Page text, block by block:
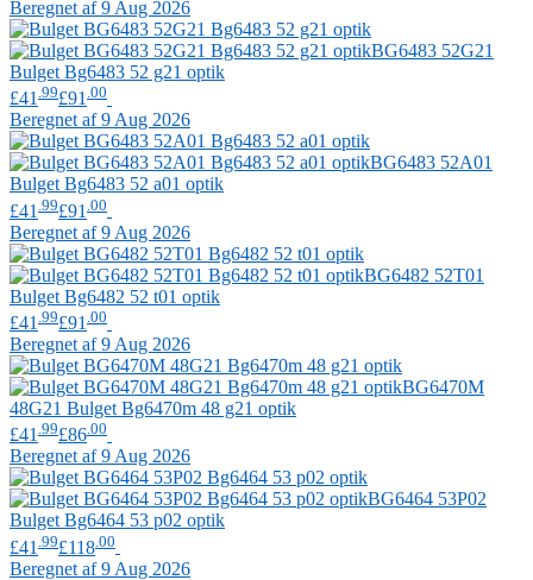
Beregnet af 9 Aug 2026
BG6483 52G21
Bulget Bg6483 52 g21 optik
£41.99£91.00
Beregnet af 9 Aug 2026
BG6483 52A01
BulgetBg6483 52 a01 optik
£41 .99£91 .00
Beregnet af 9 Aug 2026
BG6482 52T01
Bulget Bg6482 52 t01 optik
£41 .99£91 .00
Beregnet af 9 Aug 2026
BG6470M
48G21 Bulget Bg6470m 48 g21 optik
£41.99£86.00
Beregnet af 9 Aug 2026
BG6464 53P02
BulgetBg6464 53 p02 optik
£41 .99£118 .00
Beregnet af 9 Aug 2026